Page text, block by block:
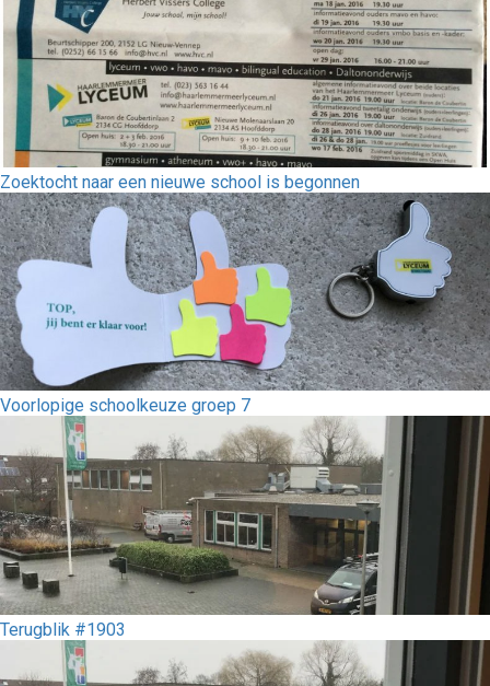
Zoektocht naar een nieuwe school is begonnen
Voorlopige schoolkeuze groep 7
Terugblik #1903